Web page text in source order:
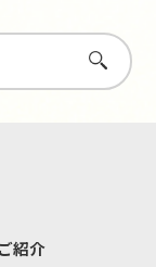
さがす
紹介